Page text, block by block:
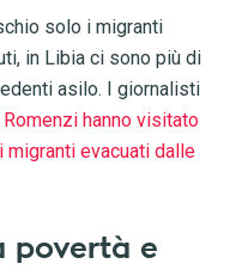
solo i migranti
in Libia ci sono più di
asilo. I giornalisti
hanno visitato
migranti evacuati dalle
povertà e